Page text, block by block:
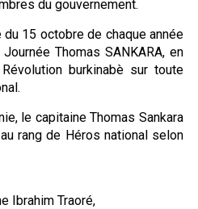
du gouvernement.
15 octobre de chaque année
Thomas SANKARA, en
burkinabè sur toute
le capitaine Thomas Sankara
rang de Héros national selon
Ibrahim Traoré,